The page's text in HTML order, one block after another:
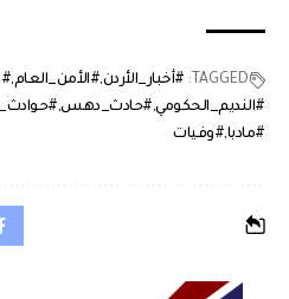
TAGGED: #أخبار_الأردن#الأمن_العام
#النديم_الحكومي #حادث_دهس
#مادبا#وفيات